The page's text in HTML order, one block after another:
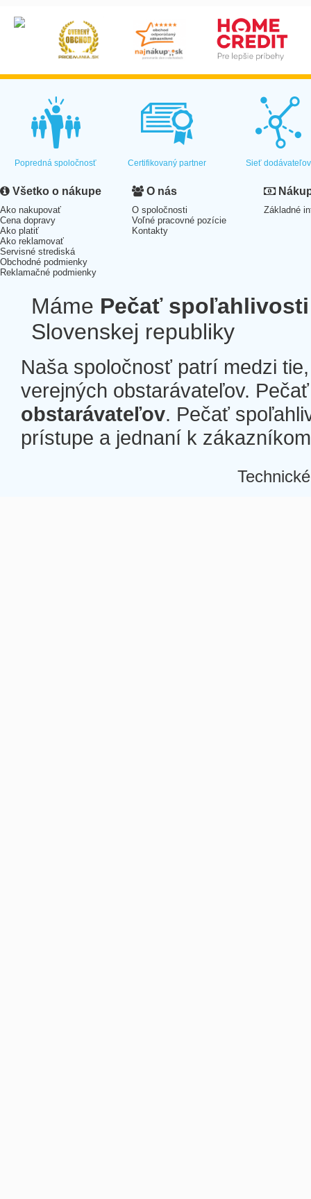
Popredná spoločnosť Certifikovaný partner Sieť dodávateľov
Všetko o nákupe
Ako nakupovať
Cena dopravy
Ako platiť
Ako reklamovať
Servisné strediská
Obchodné podmienky
Reklamačné podmienky
O nás
O spoločnosti
Voľné pracovné pozície
Kontakty
Základné
Máme Pečať spoľahlivosti
Slovenskej republiky
Naša spoločnosť patrí medzi
verejných obstarávateľov.
obstarávateľov. Pečať
prístupe a jednaní k